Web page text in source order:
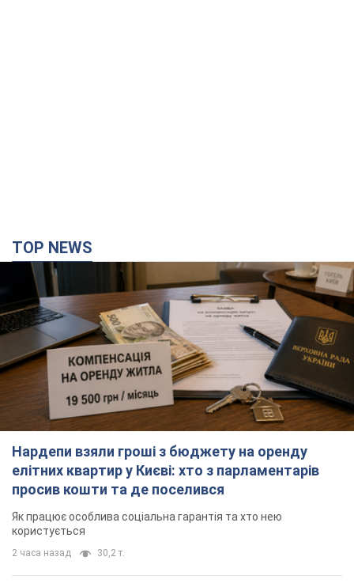
TOP NEWS
Нардепи взяли гроші з бюджету на оренду
елітних квартир у Києві: хто з парламентарів
просив кошти та де поселився
Як працює особлива соціальна гарантія та хто нею
користується
2 часа назад 30,2 т.